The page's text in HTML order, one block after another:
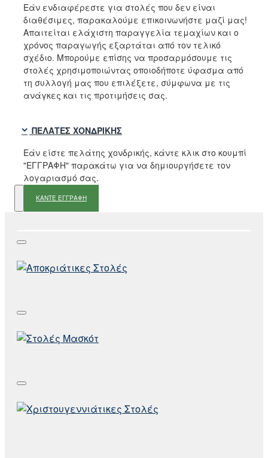
Εάν ενδιαφέρεστε για στολές που δεν είναι
διαθέσιμες, παρακαλούμε επικοινωνήστε μαζί μας!
Απαιτείται ελάχιστη παραγγελία τεμαχίων και ο
χρόνος παραγωγής εξαρτάται από τον τελικό
σχέδιο. Μπορούμε επίσης να προσαρμόσουμε τις
στολές χρησιμοποιώντας οποιοδήποτε ύφασμα από
τη συλλογή μας που επιλέξετε, σύμφωνα με τις
ανάγκες και τις προτιμήσεις σας.
ΠΕΛΆΤΕΣ ΧΟΝΔΡΙΚΉΣ
Εάν είστε πελάτης χονδρικής, κάντε κλικ στο κουμπί
"ΕΓΓΡΑΦΗ" παρακάτω για να δημιουργήσετε τον
λογαριασμό σας.
ΚΑΝΤΕ ΕΓΓΡΑΦΗ